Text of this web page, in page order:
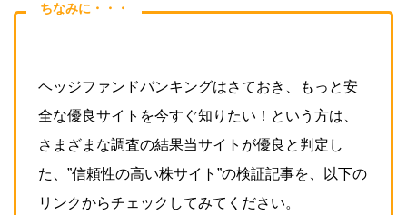
ちなみに・・・
ヘッジファンドバンキングはさておき、もっと安
全な優良サイトを今すぐ知りたい！という方は、
さまざまな調査の結果当サイトが優良と判定し
た、”信頼性の高い株サイト”の検証記事を、以下の
リンクからチェックしてみてください。